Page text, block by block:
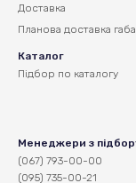
Доставка
Планова доставка
Каталог
Підбор по каталогу
Менеджери з
(067) 793-00-00
(095) 735-00-21